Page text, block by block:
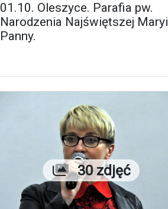
01.10. Oleszyce. Parafia pw.
Narodzenia Najświętszej Maryi
Panny.
Liczba zdjęć
30 zdjęć